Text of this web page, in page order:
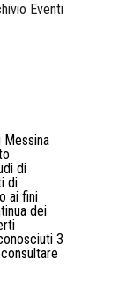
Eventi
Messina
di
di
ai fini
dei
3